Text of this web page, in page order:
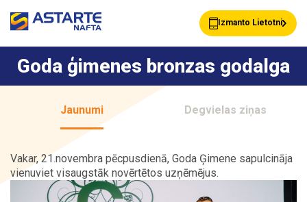
Izmanto Lietotni
Akcijas Jaunumi
Goda ģimenes bronzas godalga
Jaunumi Degvielas ziņas
Vakar, 21.novembra pēcpusdienā, Goda Ģimene sapulcināja
vienuviet visaugstāk novērtētos uzņēmējus.